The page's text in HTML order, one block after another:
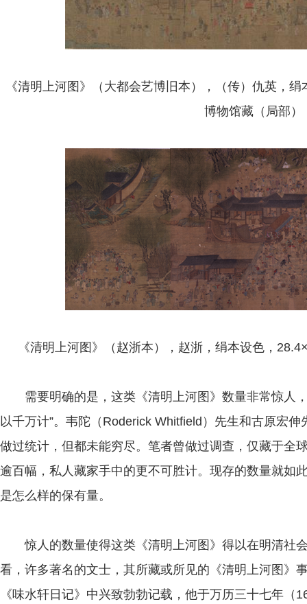
《清明上河图》（大都会艺博旧本），（传）仇英，
博物馆藏（局部）
《清明上河图》（赵浙本），赵浙，绢本设色，
需要明确的是，这类《清明上河图》数量非常惊人，
以千万计”。韦陀（Roderick Whitfield）先生和古原宏
做过统计，但都未能穷尽。笔者曾做过调查，仅藏于全
逾百幅，私人藏家手中的更不可胜计。现存的数量就如
是怎么样的保有量。
惊人的数量使得这类《清明上河图》得以在明清社
看，许多著名的文士，其所藏或所见的《清明上河图》
《味水轩日记》中兴致勃勃记载，他于万历三十七年（